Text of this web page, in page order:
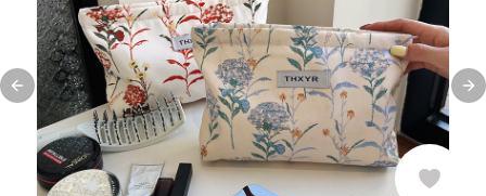
Previous slide